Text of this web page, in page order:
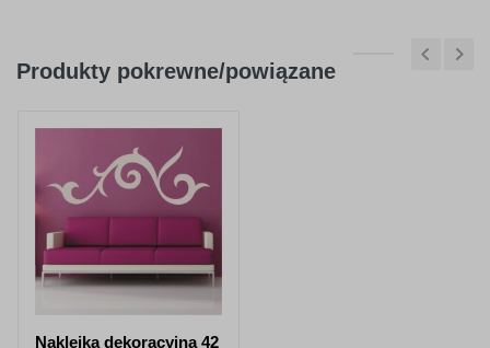
Produkty pokrewne/powiązane
Naklejka dekoracyjna 42